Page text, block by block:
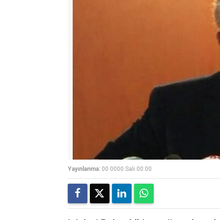
Yayınlanma: 00 0000 Salı 00:00